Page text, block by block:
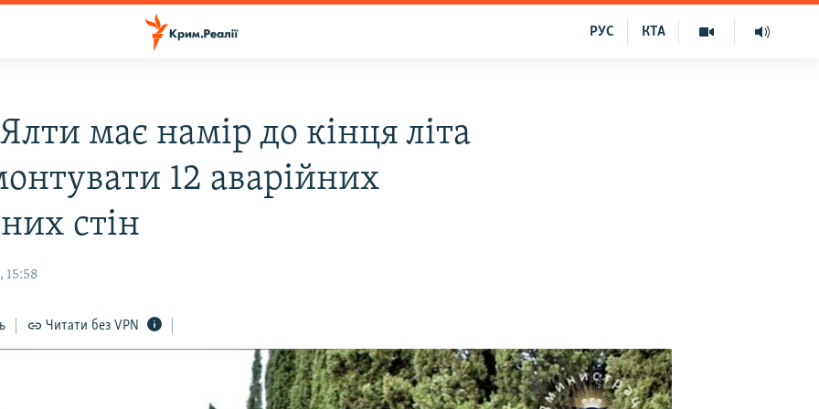
КТА
РУС
має намір до кінця літа
12 аварійних
стін
15:58
Читати без VPN